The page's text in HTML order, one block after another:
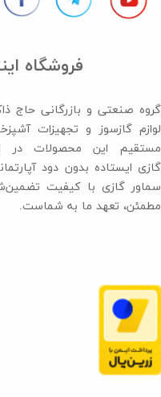
فروشگاه
لوازم گازسوز و تجهیزات
مستقیم این محصولات در
گازی ایستاده بدون دود
سماور گازی با کیفیت
مطمئن، تعهد ما به شماست.